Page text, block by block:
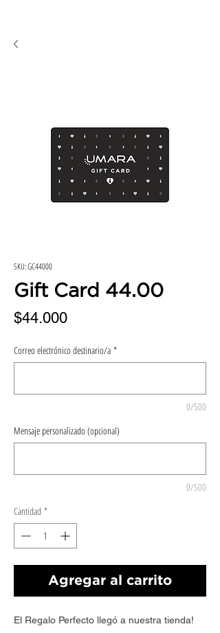
SKU: GC44000
Gift Card 44.00
$44.000Precio
Correo electrónico destinario/a *
0/500
Mensaje personalizado (opcional)
0/500
Cantidad *
Agregar al carrito
El Regalo Perfecto llegó a nuestra tienda!